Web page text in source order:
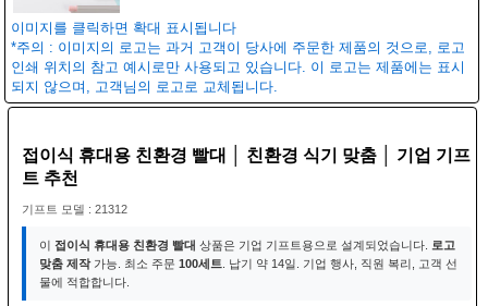
이미지를 클릭하면 확대 표시됩니다
*주의 : 이미지의 로고는 과거 고객이 당사에 주문한 제품의 것으로, 로고
인쇄 위치의 참고 예시로만 사용되고 있습니다. 이 로고는 제품에는 표시
되지 않으며, 고객님의 로고로 교체됩니다.
접이식 휴대용 친환경 빨대 │ 친환경 식기 맞춤 │ 기업 기프
트 추천
기프트 모델 : 21312
이 접이식 휴대용 친환경 빨대 상품은 기업 기프트용으로 설계되었습니다.
로고
맞춤 제작가능. 최소 주문 100세트 . 납기 약 14일. 기업 행사, 직원 복리, 고객 선
물에 적합합니다.